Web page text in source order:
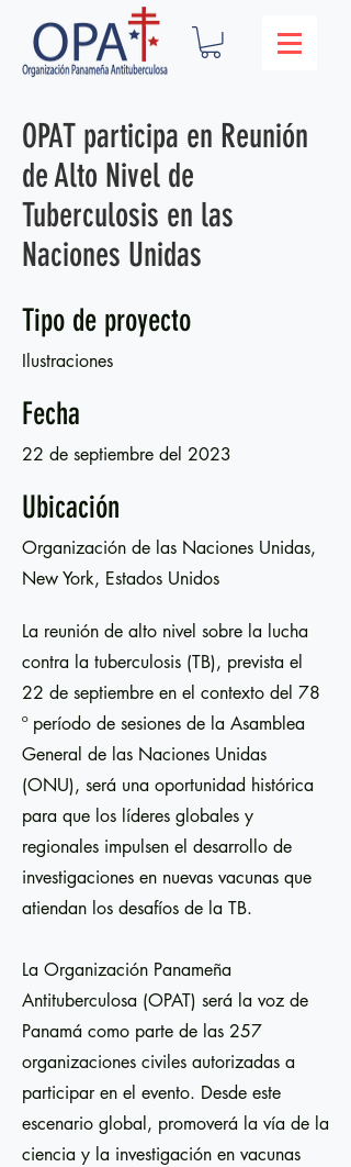
OPAT participa en Reunión
de Alto Nivel de
Tuberculosis en las
Naciones Unidas
Tipo de proyecto
Ilustraciones
Fecha
22 de septiembre del 2023
Ubicación
Organización de las Naciones Unidas,
New York, Estados Unidos
La reunión de alto nivel sobre la lucha
contra la tuberculosis (TB), prevista el
22 de septiembre en el contexto del 78
º período de sesiones de la Asamblea
General de las Naciones Unidas
(ONU), será una oportunidad histórica
para que los líderes globales y
regionales impulsen el desarrollo de
investigaciones en nuevas vacunas que
atiendan los desafíos de la TB.
La Organización Panameña
Antituberculosa (OPAT) será la voz de
Panamá como parte de las 257
organizaciones civiles autorizadas a
participar en el evento. Desde este
escenario global, promoverá la vía de la
ciencia y la investigación en vacunas